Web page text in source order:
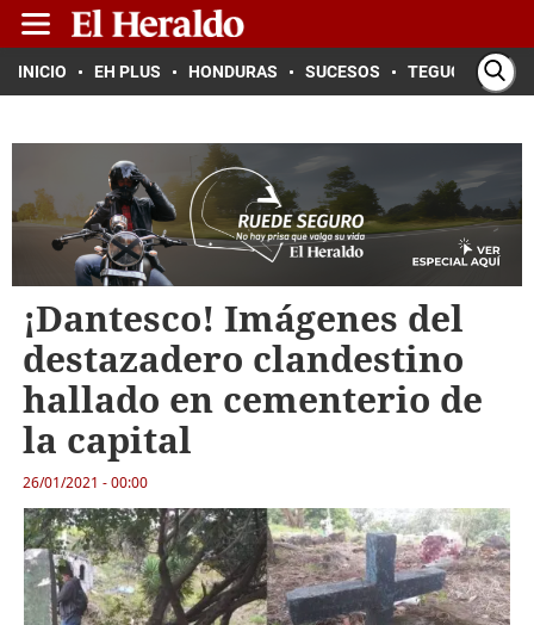
INICIO EH PLUS HONDURAS SUCESOS TEGUCIGALPA
¡Dantesco! Imágenes del
destazadero clandestino
hallado en cementerio de
la capital
26/01/2021 - 00:00